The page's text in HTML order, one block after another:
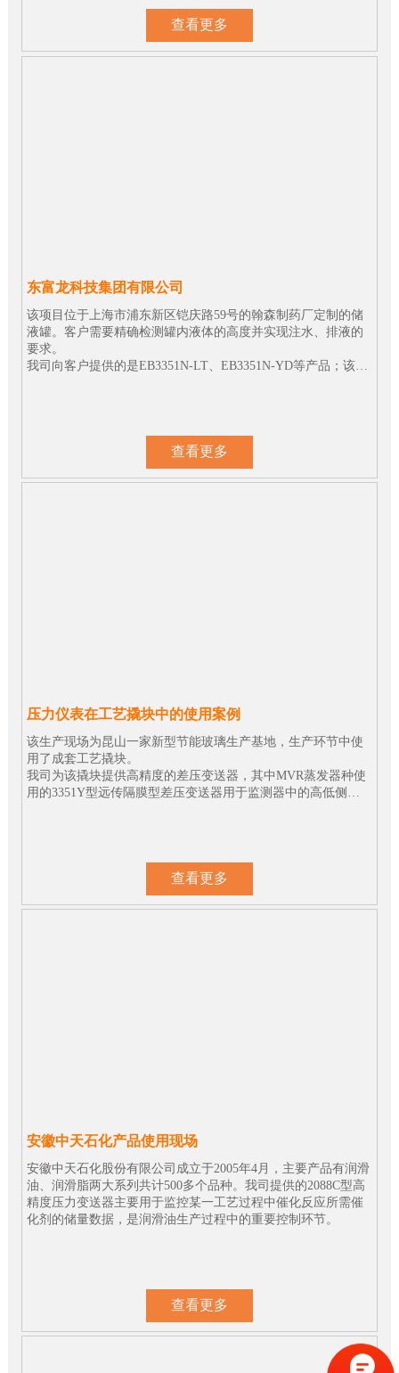
查看更多
东富龙科技集团有限公司
该项目位于上海市浦东新区铠庆路59号的翰森制药厂定制的储
液罐。客户需要精确检测罐内液体的高度并实现注水、排液的
要求。
我司向客户提供的是EB3351N-LT、EB3351N-YD等产品；该产
查看更多
压力仪表在工艺撬块中的使用案例
该生产现场为昆山一家新型节能玻璃生产基地，生产环节中使
用了成套工艺撬块。
我司为该撬块提供高精度的差压变送器，其中MVR蒸发器种使
用的3351Y型远传隔膜型差压变送器用于监测器中的高低侧压
查看更多
安徽中天石化产品使用现场
安徽中天石化股份有限公司成立于2005年4月，主要产品有润滑
油、润滑脂两大系列共计500多个品种。我司提供的2088C型高
精度压力变送器主要用于监控某一工艺过程中催化反应所需催
化剂的储量数据，是润滑油生产过程中的重要控制环节。
查看更多